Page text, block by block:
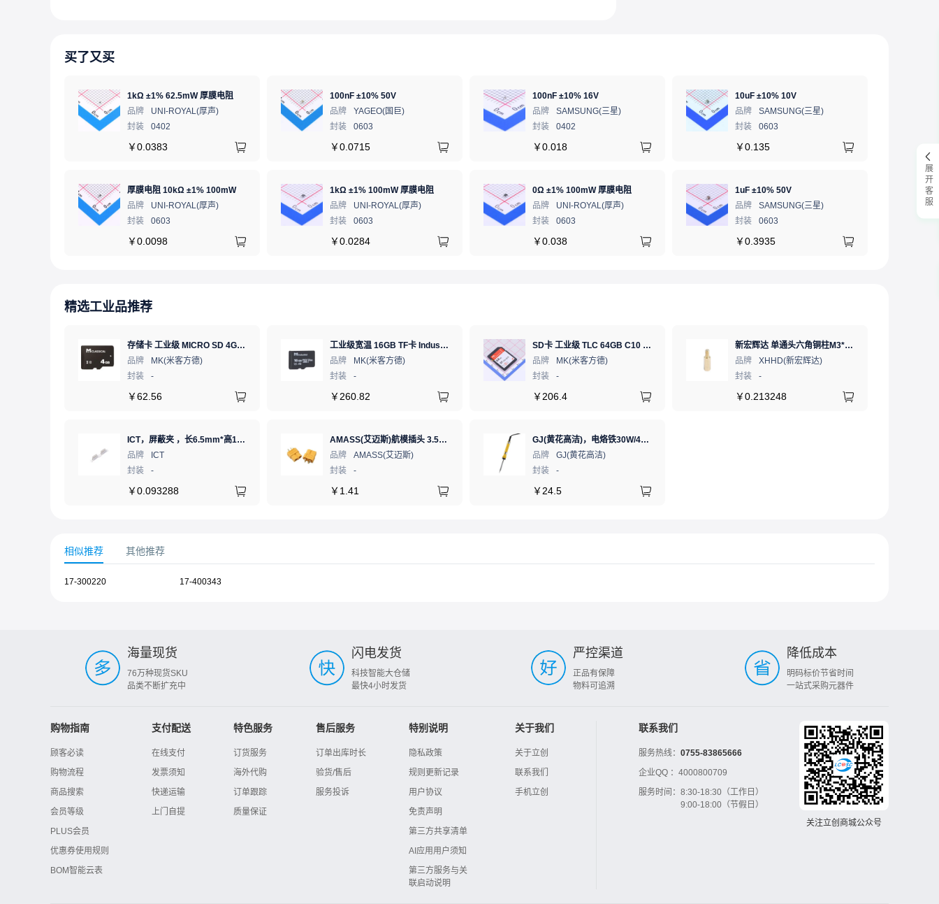
买了又买
1kΩ ±1% 62.5mW 厚膜电阻
品牌
UNI-ROYAL(厚声)
封装
0402
￥0.0383
100nF ±10% 50V
品牌
YAGEO(国巨)
封装
0603
￥0.0715
100nF ±10% 16V
品牌
SAMSUNG(三星)
封装
0402
￥0.018
10uF ±10% 10V
品牌
SAMSUNG(三星)
封装
0603
￥0.135
厚膜电阻 10kΩ ±1% 100mW
品牌
UNI-ROYAL(厚声)
封装
0603
￥0.0098
1kΩ ±1% 100mW 厚膜电阻
品牌
UNI-ROYAL(厚声)
封装
0603
￥0.0284
0Ω ±1% 100mW 厚膜电阻
品牌
UNI-ROYAL(厚声)
封装
0603
￥0.038
1uF ±10% 50V
品牌
SAMSUNG(三星)
封装
0603
￥0.3935
精选工业品推荐
存储卡 工业级 MICRO SD 4GB TF卡 Classical
品牌
MK(米客方德)
封装
-
￥62.56
工业级宽温 16GB TF卡 Industrial WT pSLC 存储卡 MICRO SD LDPC纠错 PE 30K 无人机、行车记录仪、安防监控适配
品牌
MK(米客方德)
封装
-
￥ 260.82
SD卡 工业级 TLC 64GB C10 U3 V30 A2 SDXC LDPC纠错 PE 3K 无人机、行车记录仪、安防监控适配
品牌
MK(米客方德)
封装
-
￥ 206.4
新宏辉达 单通头六角铜柱M3*11+6 PCBA主板隔离螺柱
品牌
XHHD(新宏辉达)
封装
-
￥0.213248
ICT，屏蔽夹 ，长6.5mm*高1.21mm，ICSRC6508SFR
品牌
ICT
封装
-
￥0.093288
AMASS(艾迈斯)航模插头 3.5mm镀金香蕉头 母头XT60-F.G.Y
品牌
AMASS(艾迈斯)
封装
-
￥ 1.41
GJ(黄花高洁)，电烙铁30W/40W/60W锡焊电烙铁焊接工具电焊笔手机电子维修（内热35W），NO.435(35W)
品牌
GJ(黄花高洁)
封装
-
￥ 24.5
相似推荐 其他推荐
17-300220 17-400343
海量现货
76万种现货SKU
品类不断扩充中
闪电发货
科技智能大仓储
最快4小时发货
严控渠道
正品有保障
物料可追溯
降低成本
明码标价节省时间
一站式采购元器件
购物指南
顾客必读
购物流程
商品搜索
会员等级
PLUS会员
优惠券使用规则
BOM智能云表
支付配送
在线支付
发票须知
快递运输
上门自提
特色服务
订货服务
海外代购
订单跟踪
质量保证
售后服务
订单出库时长
验货/售后
服务投诉
特别说明
隐私政策
规则更新记录
用户协议
免责声明
第三方共享清单
AI应用用户须知
第三方服务与关
联启动说明
关于我们
关于立创
联系我们
手机立创
联系我们
服务热线： 0755-83865666
企业QQ ： 4000800709
服务时间： 8:30-18:30（工作日）
9:00-18:00（节假日）
关注立创商城公众号
展开客服